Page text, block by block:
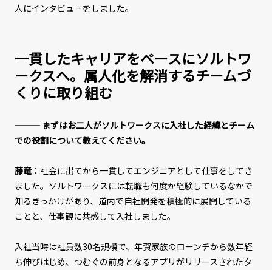
人にインタビューをしました。
一貫したキャリアをベースにソルトワ
ークスへ。属人化を解消するチームづ
くりに取り組む
─── まずはお二人がソルトワークスに入社した経緯とチーム
での役割について教えてください。
藤竜：社会に出てから一貫してエンジニアとして仕事をしてき
ました。ソルトワークスには転職も何度か経験しているなかで
知るきっかけがあり、道内で自社開発を積極的に展開している
ことと、仕事観に共感して入社しました。
入社当時は社員数30名規模で、年賀家族のローンチから数年経
ち伸びはじめ、つむぐの前身となるアプリがリリースされたタ